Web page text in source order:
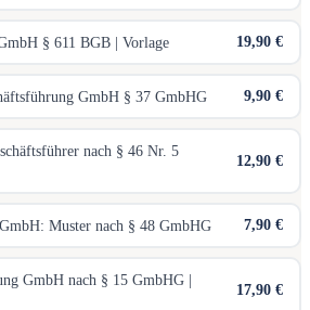
§ 611 BGB | Vorlage 19,90 €
GmbH § 37 GmbHG 9,90 €
nach § 46 Nr. 5
12,90 €
Muster nach § 48 GmbHG 7,90 €
GmbH nach § 15 GmbHG |
17,90 €